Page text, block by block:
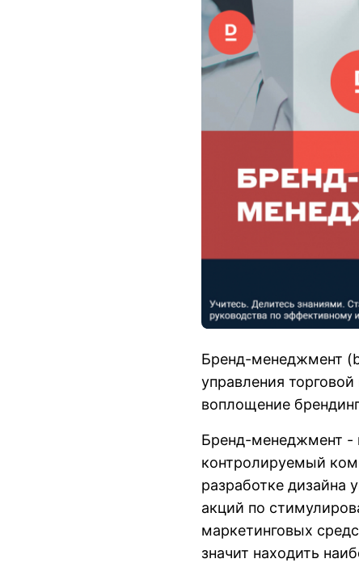
Брeнд-менеджмент
управления
воплощение
Бренд-менеджмент -
контролируемый
разработке дизайна
акций по
маркетинговых
значит находить